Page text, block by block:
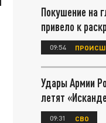
Покушение на
привело к
09:54
Удары Армии
летят
09:31 СВО